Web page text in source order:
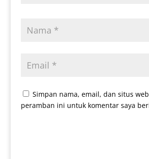
Simpan nama, email, dan situs
peramban ini untuk komentar saya